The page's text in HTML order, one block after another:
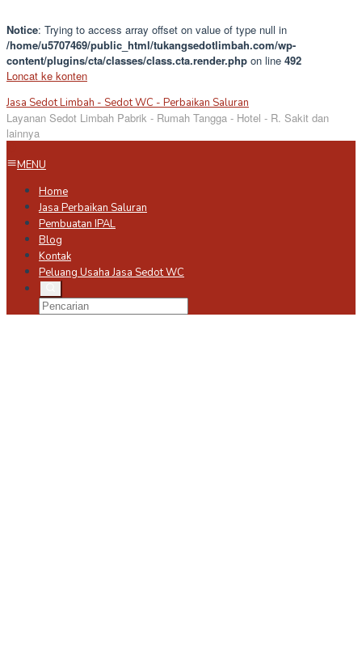
Notice: Trying to access array offset on value of type null in
/home/u5707469/public_html/tukangsedotlimbah.com/wp-
content/plugins/cta/classes/class.cta.render.php on line 492
Loncat ke konten
Jasa Sedot Limbah - Sedot WC - Perbaikan Saluran
Layanan Sedot Limbah Pabrik - Rumah Tangga - Hotel - R. Sakit dan
lainnya
MENU
Home
Jasa Perbaikan Saluran
Pembuatan IPAL
Blog
Kontak
Peluang Usaha Jasa Sedot WC